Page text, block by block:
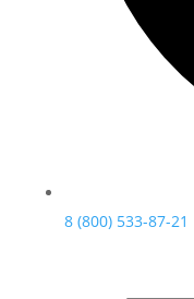
8 (800) 533-87-21